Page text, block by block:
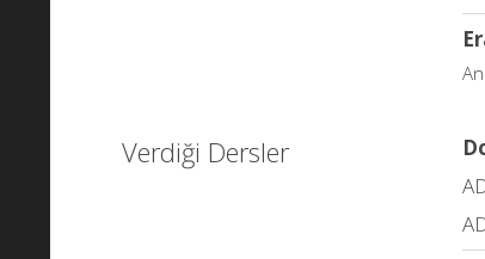
Verdiği Dersler